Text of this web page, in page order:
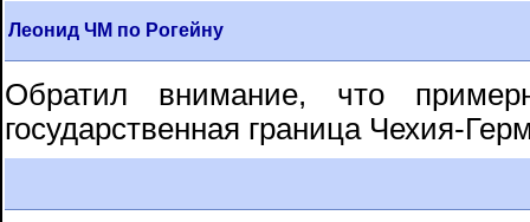
Леонид ЧМ по Рогейну
Обратил внимание, что
государственная граница Чехия-